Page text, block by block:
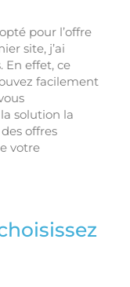
pour l’offre
site, j’ai
En effet, ce
facilement
solution la
offres
votre